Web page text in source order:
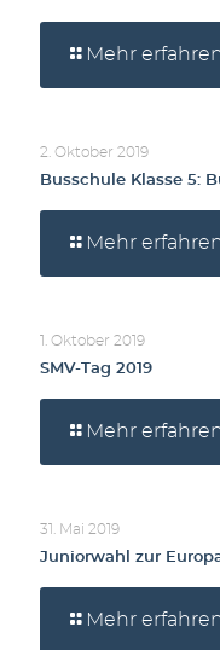
Mehr
2. Oktober 2019
Busschule Klasse 5:
Mehr
1. Oktober 2019
SMV-Tag 2019
Mehr
31. Mai 2019
Juniorwahl zur
Mehr